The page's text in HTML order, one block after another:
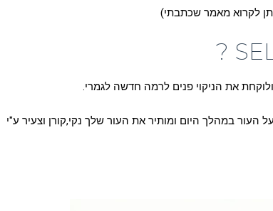
לקרוא מאמר שכתבתי)
את הניקוי פנים לרמה חדשה לגמרי.
במהלך היום ומותיר את העור שלך נקי,קורן וצעיר ע"י